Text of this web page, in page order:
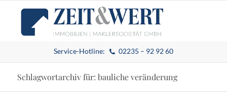
Service-Hotline: 02235 – 92 92 60
Schlagwortarchiv für: bauliche veränderung